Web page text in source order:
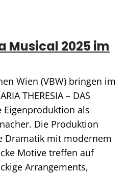
Musical 2025 im
Wien (VBW) bringen im
THERESIA – DAS
Eigenproduktion als
Die Produktion
Dramatik mit modernem
Motive treffen auf
Arrangements,